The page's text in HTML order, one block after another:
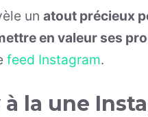
un atout précieux
en valeur ses
feed Instagram.
la une